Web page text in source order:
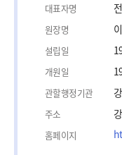
대표자명
원장명
설립일
개원일
관할행정기관
주소
홈페이지